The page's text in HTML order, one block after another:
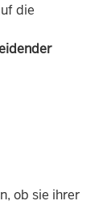
die
ob sie ihrer